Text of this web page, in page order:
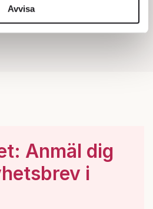
till de sociala medier och
som vi samarbetar med.
informationen med annan
Avvisa
Anmäl dig
i